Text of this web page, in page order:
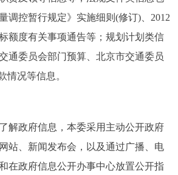
调控暂行规定》实施细则(修订)、2012
额度有关事项通告等；规划计划类信
通委员会部门预算、北京市交通委员
情况等信息。
政府信息，本委采用主动公开政府
站、新闻发布会，以及通过广播、电
在政府信息公开办事中心放置公开指